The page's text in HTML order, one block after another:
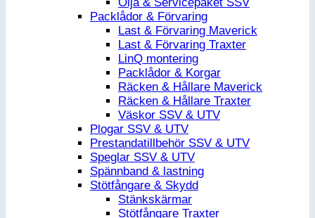
Olja & Servicepaket SSV
Packlådor & Förvaring
Last & Förvaring Maverick
Last & Förvaring Traxter
LinQ montering
Packlådor & Korgar
Räcken & Hållare Maverick
Räcken & Hållare Traxter
Väskor SSV & UTV
Plogar SSV & UTV
Prestandatillbehör SSV & UTV
Speglar SSV & UTV
Spännband & lastning
Stötfångare & Skydd
Stänkskärmar
Stötfångare Traxter